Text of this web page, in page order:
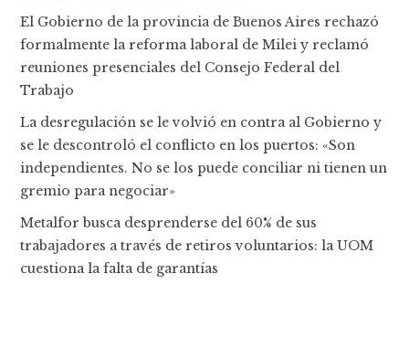
El Gobierno de la provincia de Buenos Aires rechazó
formalmente la reforma laboral de Milei y reclamó
reuniones presenciales del Consejo Federal del
Trabajo
La desregulación se le volvió en contra al Gobierno y
se le descontroló el conflicto en los puertos: «Son
independientes. No se los puede conciliar ni tienen un
gremio para negociar»
Metalfor busca desprenderse del 60% de sus
trabajadores a través de retiros voluntarios: la UOM
cuestiona la falta de garantías